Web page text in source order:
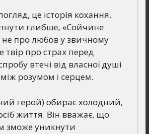
це історія кохання.
глибше, «Сойчине
про любов у звичному
твір про страх перед
втечі від власної душі
розумом і серцем.
герой) обирає холодний,
життя. Він вважає, що
зможе уникнути